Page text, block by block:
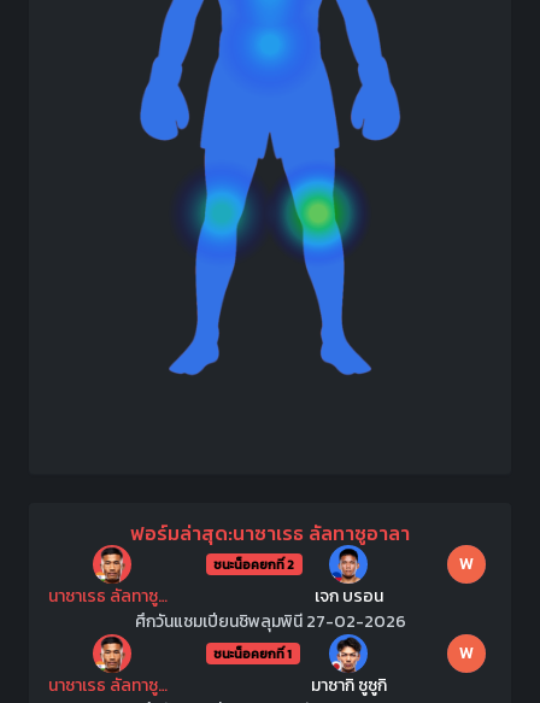
ฟอร์มล่าสุด:นาซาเรธ ลัลทาซูอาลา
ชนะน็อคยกที่ 2
W
นาซาเรธ ลัลทาซูอาลา
เจก บรอน
ศึกวันแชมเปียนชิพลุมพินี 27-02-2026
ชนะน็อคยกที่ 1
W
นาซาเรธ ลัลทาซูอาลา
มาซากิ ซูซูกิ